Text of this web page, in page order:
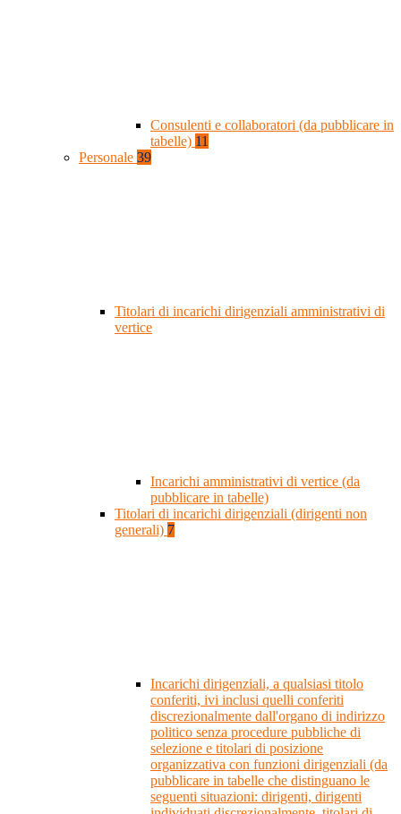
Consulenti e collaboratori (da pubblicare in
tabelle) 11
Personale 39
Titolari di incarichi dirigenziali amministrativi di
vertice
Incarichi amministrativi di vertice (da
pubblicare in tabelle)
Titolari di incarichi dirigenziali (dirigenti non
generali) 7
Incarichi dirigenziali, a qualsiasi titolo
conferiti, ivi inclusi quelli conferiti
discrezionalmente dall'organo di indirizzo
politico senza procedure pubbliche di
selezione e titolari di posizione
organizzativa con funzioni dirigenziali (da
pubblicare in tabelle che distinguano le
seguenti situazioni: dirigenti, dirigenti